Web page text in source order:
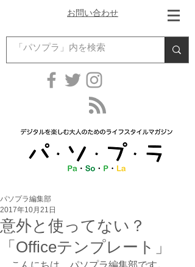
お問い合わせ
意外と使ってない？
「Officeテンプレート」
パソプラ編集部
2017年10月21日
こんにちは　パソプラ編集部です。